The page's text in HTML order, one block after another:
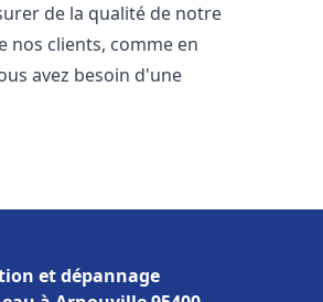
de la qualité de notre
nos clients, comme en
avez besoin d'une
et dépannage